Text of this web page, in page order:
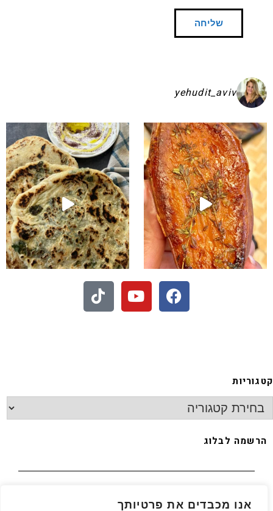
אנו מכבדים את פרטיותך
yehudit_aviv
בפיתות היסטריות
- חיתוכיות ריבה וקוקוס
קטגוריות
הרשמה לבלוג